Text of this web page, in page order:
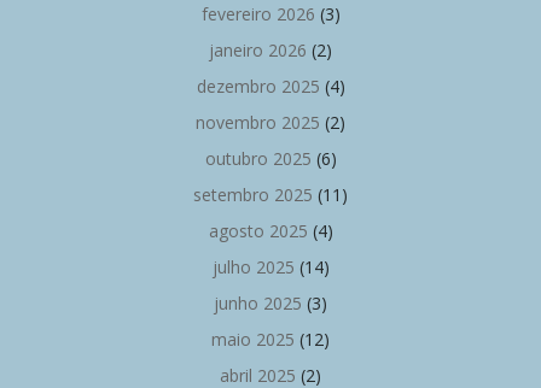
fevereiro 2026 (3)
janeiro 2026 (2)
dezembro 2025 (4)
novembro 2025 (2)
outubro 2025 (6)
setembro 2025 (11)
agosto 2025 (4)
julho 2025 (14)
junho 2025 (3)
maio 2025 (12)
abril 2025 (2)